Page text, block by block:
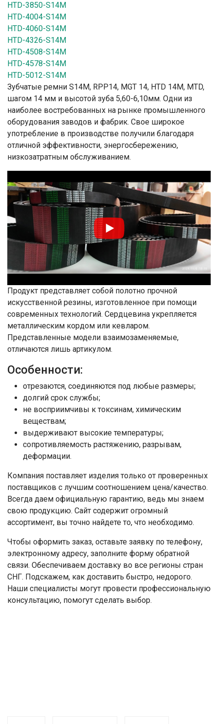
HTD-3850-S14M
HTD-4004-S14M
HTD-4060-S14M
HTD-4326-S14M
HTD-4508-S14M
HTD-4578-S14M
HTD-5012-S14M
Зубчатые ремни S14M, RPP14, MGT 14, HTD 14М, MTD,
шагом 14 мм и высотой зуба 5,60-6,10мм. Одни из
наиболее востребованных на рынке промышленного
оборудования заводов и фабрик. Свое широкое
употребление в производстве получили благодаря
отличной эффективности, энергосбережению,
низкозатратным обслуживанием.
Продукт представляет собой полотно прочной
искусственной резины, изготовленное при помощи
современных технологий. Сердцевина укрепляется
металлическим кордом или кевларом.
Представленные модели взаимозаменяемые,
отличаются лишь артикулом.
Особенности:
отрезаются, соединяются под любые размеры;
долгий срок службы;
не восприимчивы к токсинам, химическим
веществам;
выдерживают высокие температуры;
сопротивляемость растяжению, разрывам,
деформации.
Компания поставляет изделия только от проверенных
поставщиков с лучшим соотношением цена/качество.
Всегда даем официальную гарантию, ведь мы знаем
свою продукцию. Сайт содержит огромный
ассортимент, вы точно найдете то, что необходимо.
Чтобы оформить заказ, оставьте заявку по телефону,
электронному адресу, заполните форму обратной
связи. Обеспечиваем доставку во все регионы стран
СНГ. Подскажем, как доставить быстро, недорого.
Наши специалисты могут провести профессиональную
консультацию, помогут сделать выбор.